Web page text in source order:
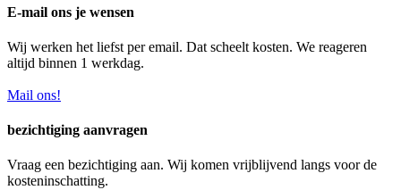
E-mail ons je wensen
Wij werken het liefst per email. Dat scheelt kosten. We reageren
altijd binnen 1 werkdag.
Mail ons!
bezichtiging aanvragen
Vraag een bezichtiging aan. Wij komen vrijblijvend langs voor de
kosteninschatting.